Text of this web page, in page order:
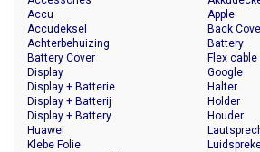
Accu
Accudeksel
Achterbehuizing
Apple
Back
Battery
Battery Cover
Display
Display + Batterie
Display + Batterij
Display + Battery
Flex cable
Google
Halter
Holder
Houder
Huawei
Klebe Folie